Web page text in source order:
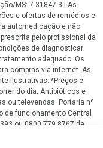
MS: 7.31847.3 | As
e ofertas de remédios e
automedicação e não
pelo profissional da
de diagnosticar
adequado. Os
compras via internet. As
ilustrativas. *Preços e
do dia. Antibióticos e
ou televendas. Portaria nº
de funcionamento Central
ou 0800 779 8767 de